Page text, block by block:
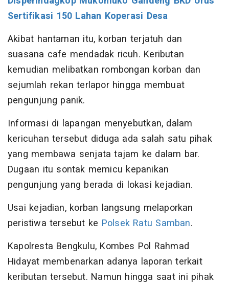
Sertifikasi 150 Lahan Koperasi Desa
Akibat hantaman itu, korban terjatuh dan
suasana cafe mendadak ricuh. Keributan
kemudian melibatkan rombongan korban dan
sejumlah rekan terlapor hingga membuat
pengunjung panik.
Informasi di lapangan menyebutkan, dalam
kericuhan tersebut diduga ada salah satu pihak
yang membawa senjata tajam ke dalam bar.
Dugaan itu sontak memicu kepanikan
pengunjung yang berada di lokasi kejadian.
Usai kejadian, korban langsung melaporkan
peristiwa tersebut ke Polsek Ratu Samban.
Kapolresta Bengkulu, Kombes Pol Rahmad
Hidayat membenarkan adanya laporan terkait
keributan tersebut. Namun hingga saat ini pihak